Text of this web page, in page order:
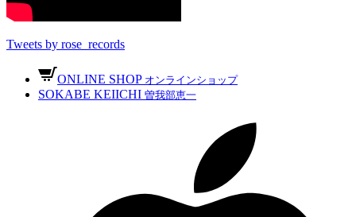
Tweets by rose_records
ONLINE SHOP オンラインショップ
SOKABE KEIICHI 曽我部恵一